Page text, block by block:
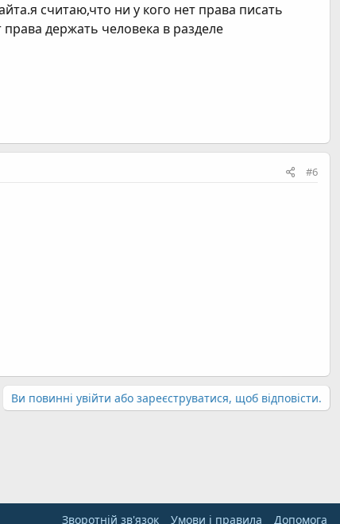
считаю,что ни у кого нет права писать
держать человека в разделе
#6
Ви повинні увійти або зареєструватися, щоб відповісти.
Зворотній зв'язок Умови і правила Дoпoмoга